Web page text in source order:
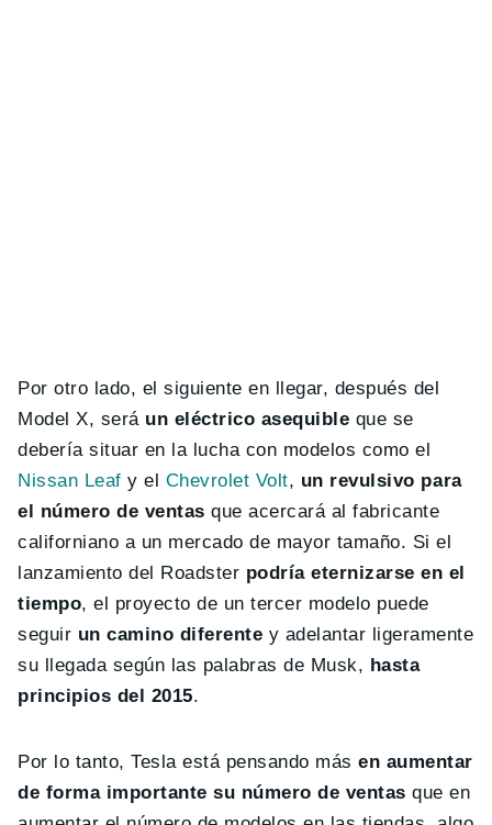
Por otro lado, el siguiente en llegar, después del
Model X, será un eléctrico asequible que se
debería situar en la lucha con modelos como el
Nissan Leaf y el Chevrolet Volt, un revulsivo para
el número de ventasque acercará al fabricante
californiano a un mercado de mayor tamaño. Si el
lanzamiento del Roadster podría eternizarse en el
tiempo, el proyecto de un tercer modelo puede
seguir un camino diferente y adelantar ligeramente
su llegada según las palabras de Musk, hasta
principios del 2015.
Por lo tanto, Tesla está pensando másen aumentar
de forma importante su número de ventas que en